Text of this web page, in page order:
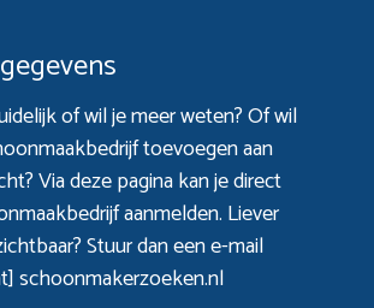
of wil je meer weten? Of wil
toevoegen aan
Viadeze paginakan je direct
aanmelden. Liever
Stuur dan een e-mail
schoonmakerzoeken.nl